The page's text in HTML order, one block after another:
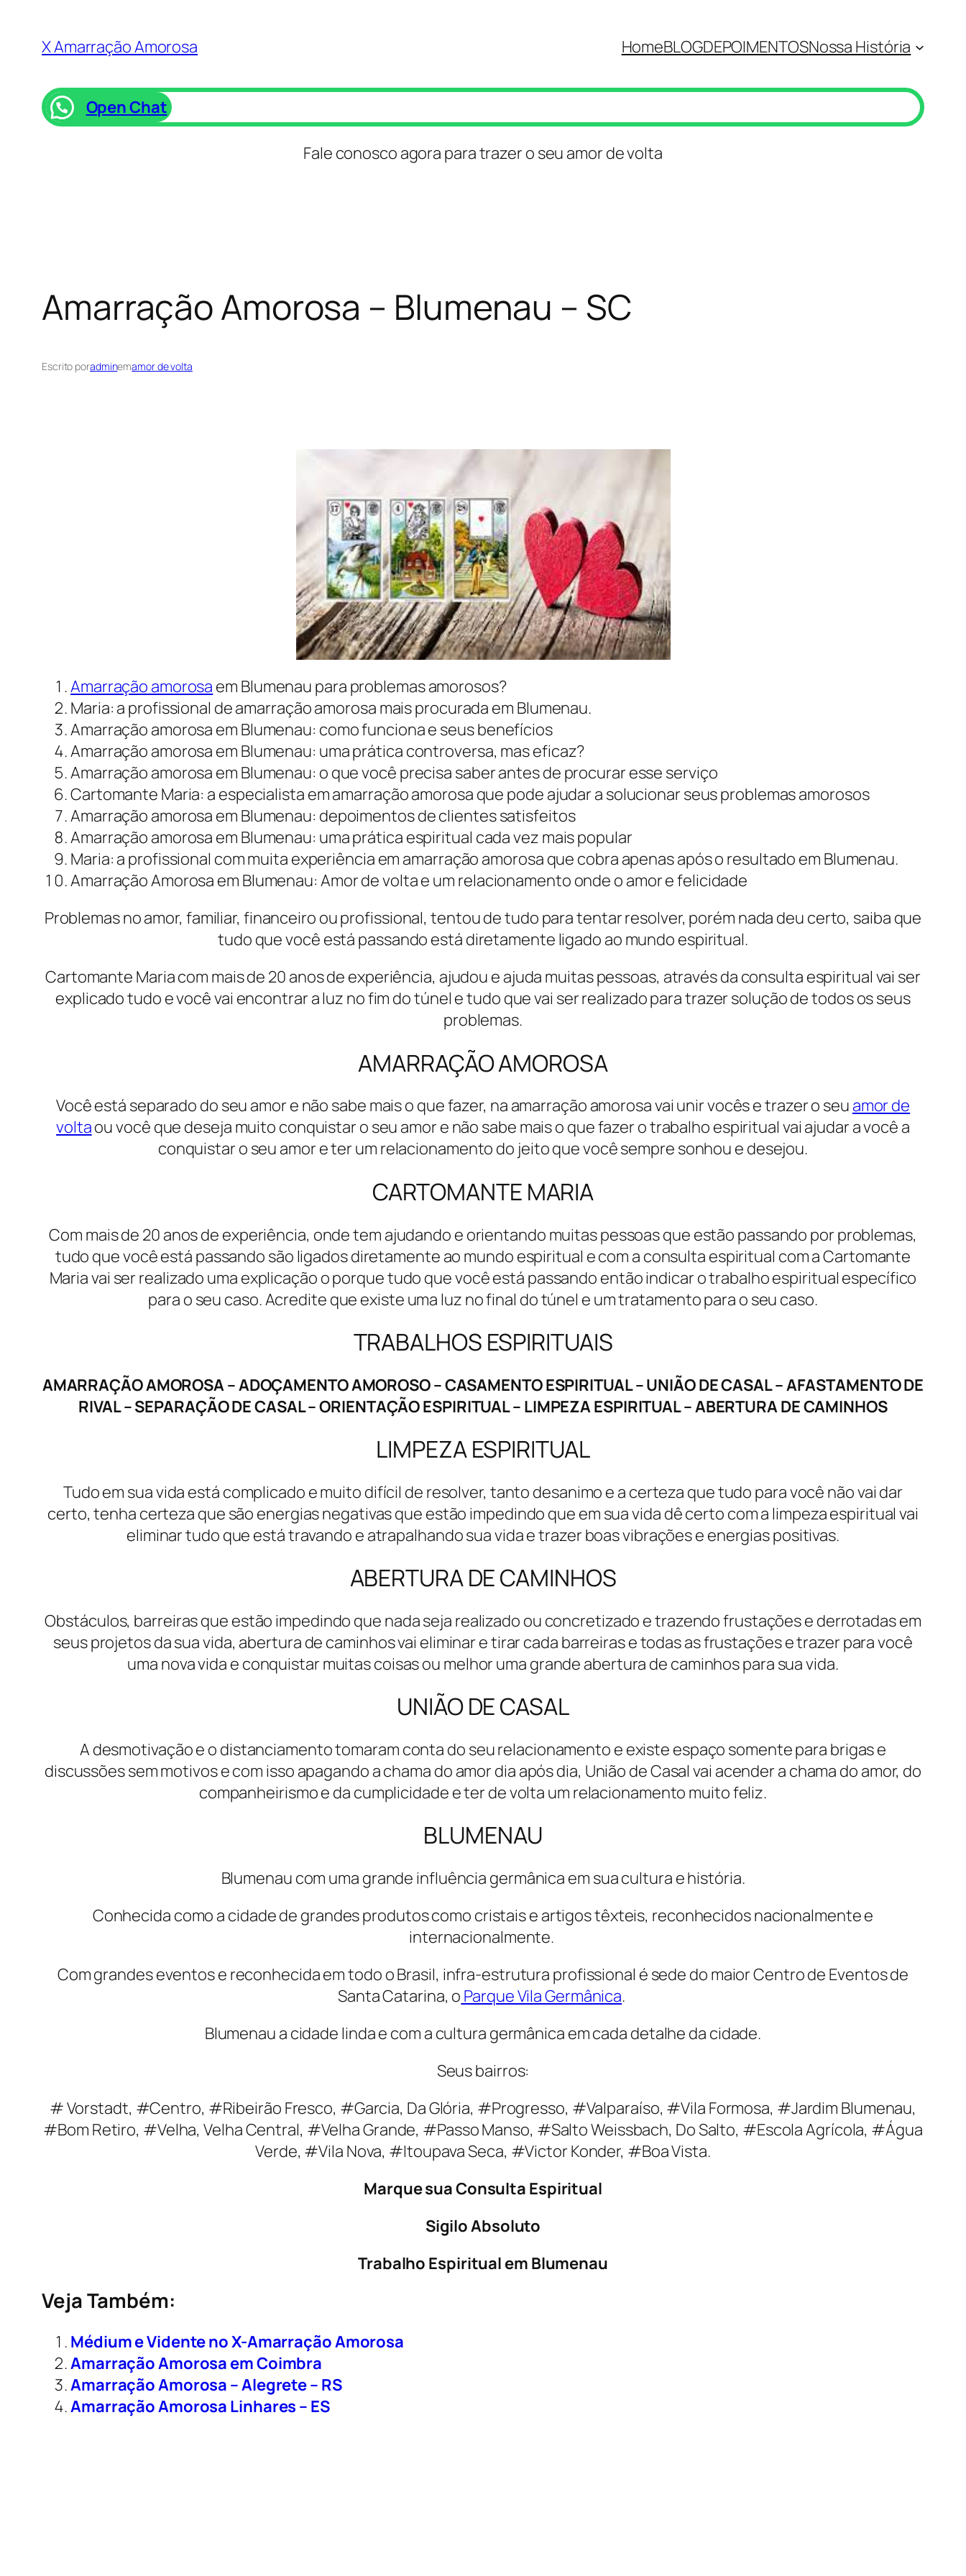
X Amarração Amorosa HomeBLOGDEPOIMENTOSNossa História
Open Chat
Fale conosco agora para trazer o seu amor de volta
Amarração Amorosa – Blumenau – SC
Escrito poradminemamor de volta
Amarração amorosa em Blumenau para problemas amorosos?
Maria: a profissional de amarração amorosa mais procurada em Blumenau.
Amarração amorosa em Blumenau: como funciona e seus benefícios
Amarração amorosa em Blumenau: uma prática controversa, mas eficaz?
Amarração amorosa em Blumenau: o que você precisa saber antes de procurar esse serviço
Cartomante Maria: a especialista em amarração amorosa que pode ajudar a solucionar seus problemas amorosos
Amarração amorosa em Blumenau: depoimentos de clientes satisfeitos
Amarração amorosa em Blumenau: uma prática espiritual cada vez mais popular
Maria: a profissional com muita experiência em amarração amorosa que cobra apenas após o resultado em Blumenau.
Amarração Amorosa em Blumenau: Amor de volta e um relacionamento onde o amor e felicidade
Problemas no amor, familiar, financeiro ou profissional, tentou de tudo para tentar resolver, porém nada deu certo, saiba que
tudo que você está passando está diretamente ligado ao mundo espiritual.
Cartomante Maria com mais de 20 anos de experiência, ajudou e ajuda muitas pessoas, através da consulta espiritual vai ser
explicado tudo e você vai encontrar a luz no fim do túnel e tudo que vai ser realizado para trazer solução de todos os seus
problemas.
AMARRAÇÃO AMOROSA
Você está separado do seu amor e não sabe mais o que fazer, na amarração amorosa vai unir vocês e trazer o seu amor de
voltaou você que deseja muito conquistar o seu amor e não sabe mais o que fazer o trabalho espiritual vai ajudar a você a
conquistar o seu amor e ter um relacionamento do jeito que você sempre sonhou e desejou.
CARTOMANTE MARIA
Com mais de 20 anos de experiência, onde tem ajudando e orientando muitas pessoas que estão passando por problemas,
tudo que você está passando são ligados diretamente ao mundo espiritual e com a consulta espiritual com a Cartomante
Maria vai ser realizado uma explicação o porque tudo que você está passando então indicar o trabalho espiritual específico
para o seu caso. Acredite que existe uma luz no final do túnel e um tratamento para o seu caso.
TRABALHOS ESPIRITUAIS
AMARRAÇÃO AMOROSA – ADOÇAMENTO AMOROSO – CASAMENTO ESPIRITUAL – UNIÃO DE CASAL – AFASTAMENTO DE
RIVAL – SEPARAÇÃO DE CASAL – ORIENTAÇÃO ESPIRITUAL – LIMPEZA ESPIRITUAL – ABERTURA DE CAMINHOS
LIMPEZA ESPIRITUAL
Tudo em sua vida está complicado e muito difícil de resolver, tanto desanimo e a certeza que tudo para você não vai dar
certo, tenha certeza que são energias negativas que estão impedindo que em sua vida dê certo com a limpeza espiritual vai
eliminar tudo que está travando e atrapalhando sua vida e trazer boas vibrações e energias positivas.
ABERTURA DE CAMINHOS
Obstáculos, barreiras que estão impedindo que nada seja realizado ou concretizado e trazendo frustações e derrotadas em
seus projetos da sua vida, abertura de caminhos vai eliminar e tirar cada barreiras e todas as frustações e trazer para você
uma nova vida e conquistar muitas coisas ou melhor uma grande abertura de caminhos para sua vida.
UNIÃO DE CASAL
A desmotivação e o distanciamento tomaram conta do seu relacionamento e existe espaço somente para brigas e
discussões sem motivos e com isso apagando a chama do amor dia após dia, União de Casal vai acender a chama do amor, do
companheirismo e da cumplicidade e ter de volta um relacionamento muito feliz.
BLUMENAU
Blumenau com uma grande influência germânica em sua cultura e história.
Conhecida como a cidade de grandes produtos como cristais e artigos têxteis, reconhecidos nacionalmente e
internacionalmente.
Com grandes eventos e reconhecida em todo o Brasil, infra-estrutura profissional é sede do maior Centro de Eventos de
Santa Catarina, o Parque Vila Germânica.
Blumenau a cidade linda e com a cultura germânica em cada detalhe da cidade.
Seus bairros:
# Vorstadt, #Centro, #Ribeirão Fresco, #Garcia, Da Glória, #Progresso, #Valparaíso, #Vila Formosa, #Jardim Blumenau,
#Bom Retiro, #Velha, Velha Central, #Velha Grande, #Passo Manso, #Salto Weissbach, Do Salto, #Escola Agrícola, #Água
Verde, #Vila Nova, #Itoupava Seca, #Victor Konder, #Boa Vista.
Marque sua Consulta Espiritual
Sigilo Absoluto
Trabalho Espiritual em Blumenau
Veja Também:
Médium e Vidente no X-Amarração Amorosa
Amarração Amorosa em Coimbra
Amarração Amorosa – Alegrete – RS
Amarração Amorosa Linhares – ES